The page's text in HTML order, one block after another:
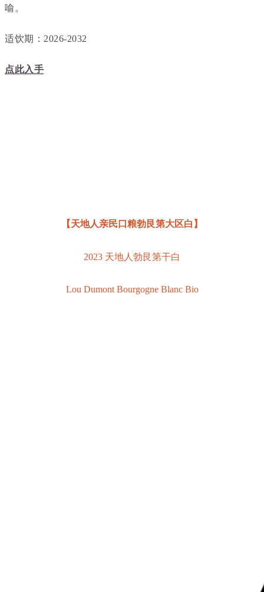
喻。
适饮期：2026-2032
点此入手
【天地人亲民口粮勃艮第大区白 】
2023 天地人勃艮第干白
Lou Dumont Bourgogne Blanc Bio